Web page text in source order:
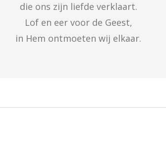
die ons zijn liefde verklaart.
Lof en eer voor de Geest,
in Hem ontmoeten wij elkaar.